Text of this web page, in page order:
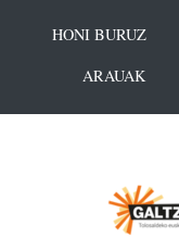
HONI BURUZ
ARAUAK